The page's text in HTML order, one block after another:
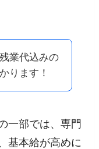
業代込みの
ります！
一部では、専門
基本給が高めに